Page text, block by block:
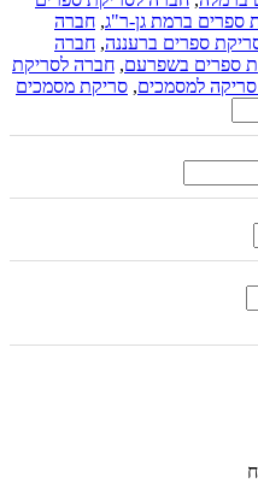
ספרים ברמת גן-ר"ג, חברה
ספרים ברעננה, חברה
ספרים בשפרעם, חברה לסריקת
למסמכים, סריקת מסמכים